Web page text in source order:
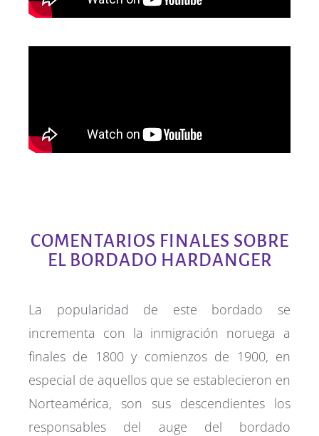
COMENTARIOS FINALES SOBRE
EL BORDADO HARDANGER
La popularidad de este bordado se
incrementa con la inmigración noruega a
finales de 1800 y comienzos de 1900, en
especial de aquellos que se establecieron en
Norteamérica, son sus descendientes los
responsables del auge del bordado